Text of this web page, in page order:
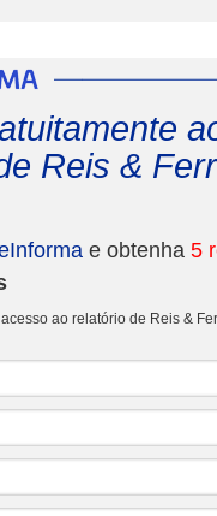
Reis &
e obtenha 5
ao relatório de Reis &